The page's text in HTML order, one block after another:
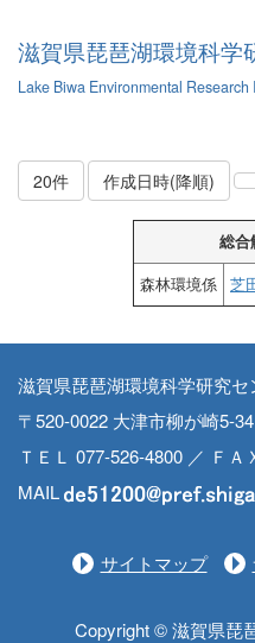
滋賀県琵琶湖環境科学
Lake Biwa Environmental Research
20件 作成日時(降順)
総合
森林環境係
芝
滋賀県琵琶湖環境科学研究セ
〒520-0022 大津市柳が崎5-34
ＴＥＬ 077-526-4800 ／ ＦＡ
MAIL
サイトマップ
Copyright © 滋賀県琵